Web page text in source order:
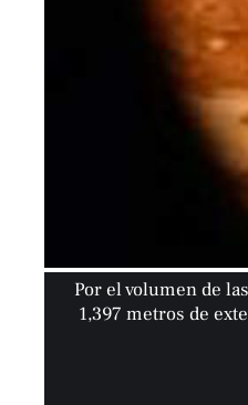
Por el volumen de
1,397 metros de